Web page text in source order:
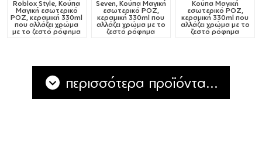
Roblox Style, Κούπα
Μαγική εσωτερικό
ΡΟΖ, κεραμική 330ml
που αλλάζει χρώμα
με το ζεστό ρόφημα
Seven, Κούπα Μαγική
εσωτερικό ΡΟΖ,
κεραμική 330ml που
αλλάζει χρώμα με το
ζεστό ρόφημα
Κούπα Μαγική
εσωτερικό ΡΟΖ,
κεραμική 330ml που
αλλάζει χρώμα με το
ζεστό ρόφημα
περισσότερα προϊόντα...